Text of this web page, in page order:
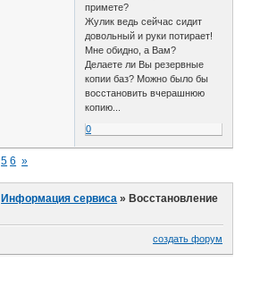
примете?
Жулик ведь сейчас сидит
довольный и руки потирает!
Мне обидно, а Вам?
Делаете ли Вы резервные
копии баз? Можно было бы
восстановить вчерашнюю
копию...
0
5 6 »
Информация сервиса » Восстановление
создать форум